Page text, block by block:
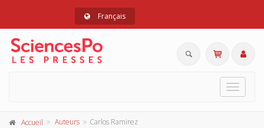
Français
Toggle
Accueil Auteurs Carlos Ramirez